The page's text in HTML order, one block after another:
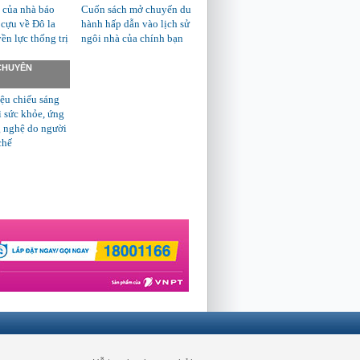
nhà báo
về Đô la
lực thống trị
Cuốn sách mở chuyến du
hành hấp dẫn vào lịch sử
ngôi nhà của chính bạn
chiếu sáng
khỏe, ứng
nghệ do người